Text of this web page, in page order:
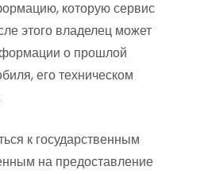
которую сервис
этого владелец может
о прошлой
его техническом
к государственным
на предоставление